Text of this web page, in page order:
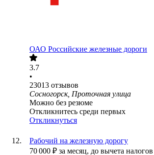
ОАО Российские железные дороги
3.7
•
23013 отзывов
Сосногорск, Проточная улица
Можно без резюме
Откликнитесь среди первых
Откликнуться
Рабочий на железную дорогу
70 000 ₽ за месяц, до вычета налогов